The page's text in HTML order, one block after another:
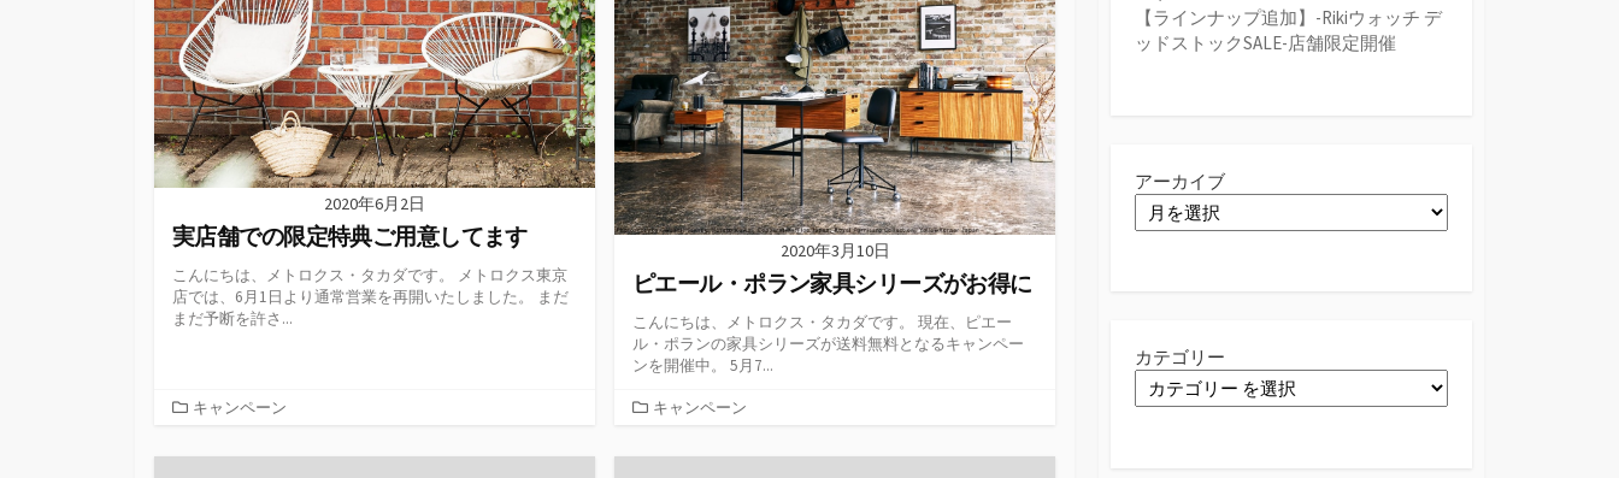
2020年6月2日
実店舗での限定特典ご用意してます
こんにちは、メトロクス・タカダです。 メトロクス東京
店では、6月1日より通常営業を再開いたしました。 まだ
まだ予断を許さ...
カ
ゴ
キャンペーン
2020年3月10日
ピエール・ポラン家具シリーズがお得に
こんにちは、メトロクス・タカダです。 現在、ピエー
ル・ポランの家具シリーズが送料無料となるキャンペー
ンを開催中。 5月7...
カ
ゴ
キャンペーン
【ラインナップ追加】-Rikiウォッチ デ
ッドストックSALE-店舗限定開催
アーカイブ
カテゴリー